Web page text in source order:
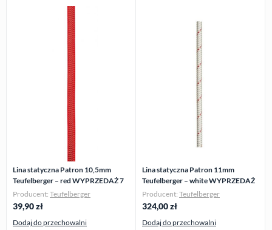
Lina statyczna Patron 10,5mm
Teufelberger – red WYPRZEDAŻ 7
mb
Producent: Teufelberger
39,90zł
Dodaj do przechowalni
Lina statyczna Patron 11mm
Teufelberger – white WYPRZEDAŻ
54 mb
Producent: Teufelberger
324,00zł
Dodaj do przechowalni